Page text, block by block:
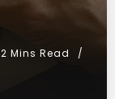
2 Mins Read